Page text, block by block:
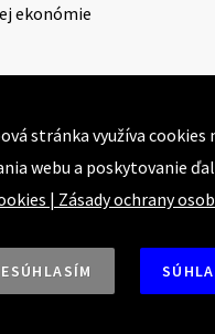
ekonómie
stránka využíva cookies
webu a poskytovanie
| Zásady ochrany